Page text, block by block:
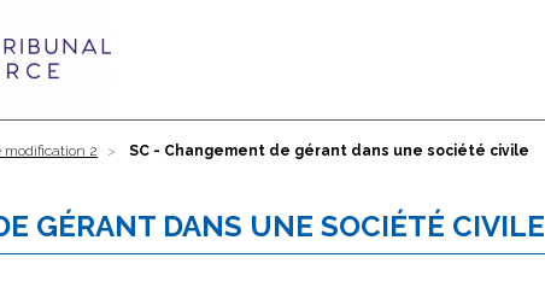
2 SC - Changement de gérant dans une société civile
GÉRANT DANS UNE SOCIÉTÉ CIVILE